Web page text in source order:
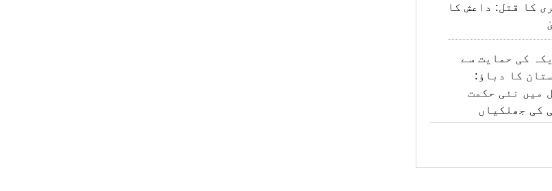
کا قتل: داعش کا
کی حمایت سے
کا دباؤ:
میں نئی حکمت
کی جھلکیاں